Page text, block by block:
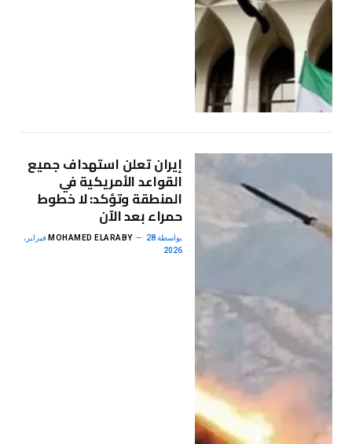
إيران تعلن استهداف جميع
القواعد الأمريكية في
المنطقة وتؤكد: لا خطوط
حمراء بعد الآن
بواسطة MOHAMED ELARABY 28 فبراير،
2026